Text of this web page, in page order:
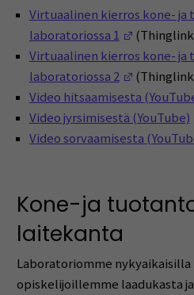
Virtuaalinen kierros kone-
laboratoriossa 1
(Avautuu
Virtuaalinen kierros kone-
laboratoriossa 2
(Avautuu
Video hitsaamisesta
Video jyrsimisestä (YouTube)
Video sorvaamisesta
Kone-ja
laitekanta
Laboratoriomme
opiskelijoillemme laadukasta